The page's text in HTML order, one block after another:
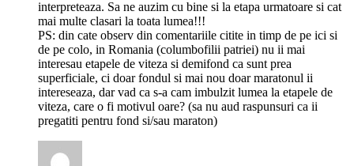
interpreteaza. Sa ne auzim cu bine si la etapa urmatoare si cat
mai multe clasari la toata lumea!!!
PS: din cate observ din comentariile citite in timp de pe ici si
de pe colo, in Romania (columbofilii patriei) nu ii mai
interesau etapele de viteza si demifond ca sunt prea
superficiale, ci doar fondul si mai nou doar maratonul ii
intereseaza, dar vad ca s-a cam imbulzit lumea la etapele de
viteza, care o fi motivul oare? (sa nu aud raspunsuri ca ii
pregatiti pentru fond si/sau maraton)